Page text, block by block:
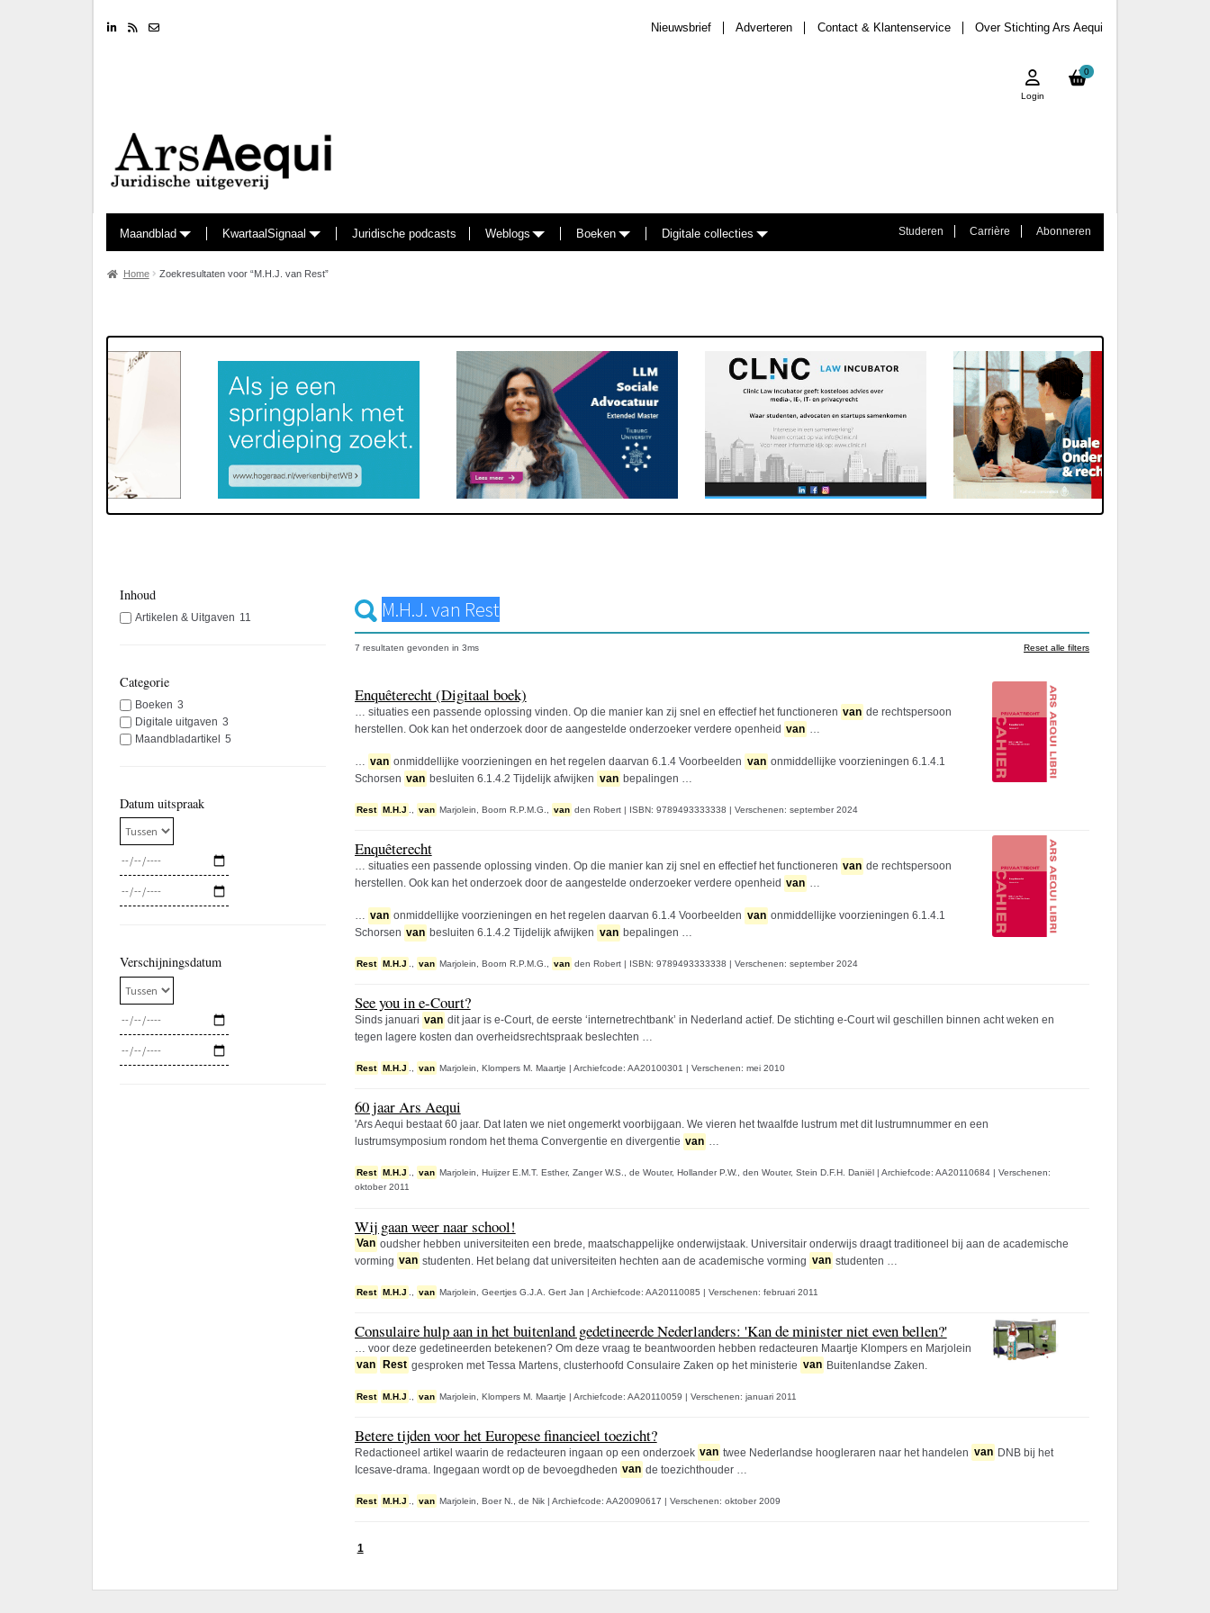
LinkedinRSS feed Over Stichting Ars Aequi
Contact & Klantenservice
Adverteren
Nieuwsbrief
0
Login
Maandblad KwartaalSignaal Juridische podcasts Weblogs Boeken Digitale collecties Studeren Carrière Abonneren
Home Zoekresultaten voor “M.H.J. van Rest”
Inhoud
Artikelen & Uitgaven 11
Categorie
Boeken 3
Digitale uitgaven 3
Maandbladartikel 5
Datum uitspraak
Verschijningsdatum
7 resultaten gevonden in 3ms Reset alle filters
Enquêterecht (Digitaal boek)
… situaties een passende oplossing vinden. Op die manier kan zij snel en effectief het functioneren van de rechtspersoon
herstellen. Ook kan het onderzoek door de aangestelde onderzoeker verdere openheid van …
… van onmiddellijke voorzieningen en het regelen daarvan 6.1.4 Voorbeelden van onmiddellijke voorzieningen 6.1.4.1
Schorsen van besluiten 6.1.4.2 Tijdelijk afwijken van bepalingen …
Rest M.H.J van Marjolein, Boorn R.P.M.G., van den Robert | ISBN: 9789493333338 | Verschenen: september 2024
Enquêterecht
… situaties een passende oplossing vinden. Op die manier kan zij snel en effectief het functioneren van de rechtspersoon
herstellen. Ook kan het onderzoek door de aangestelde onderzoeker verdere openheid van …
… van onmiddellijke voorzieningen en het regelen daarvan 6.1.4 Voorbeelden van onmiddellijke voorzieningen 6.1.4.1
Schorsen van besluiten 6.1.4.2 Tijdelijk afwijken van bepalingen …
Rest M.H.J van Marjolein, Boorn R.P.M.G., van den Robert | ISBN: 9789493333338 | Verschenen: september 2024
See you in e-Court?
Sinds januari van dit jaar is e-Court, de eerste ‘internetrechtbank’ in Nederland actief. De stichting e-Court wil geschillen binnen acht weken en
tegen lagere kosten dan overheidsrechtspraak beslechten …
Rest M.H.J ., van Marjolein, Klompers M. Maartje | Archiefcode: AA20100301 | Verschenen: mei 2010
60 jaar Ars Aequi
'Ars Aequi bestaat 60 jaar. Dat laten we niet ongemerkt voorbijgaan. We vieren het twaalfde lustrum met dit lustrumnummer en een
lustrumsymposium rondom het thema Convergentie en divergentie van …
Rest M.H.J ., van Marjolein, Huijzer E.M.T. Esther, Zanger W.S., de Wouter, Hollander P.W., den Wouter, Stein D.F.H. Daniël Archiefcode: AA20110684| Verschenen:
oktober 2011
Wij gaan weer naar school!
Van oudsher hebben universiteiten een brede, maatschappelijke onderwijstaak. Universitair onderwijs draagt traditioneel bij aan de academische
vorming van studenten. Het belang dat universiteiten hechten aan de academische vorming van studenten …
Rest M.H.J van Marjolein, Geertjes G.J.A. Gert Jan | Archiefcode: AA20110085 | Verschenen: februari 2011
Consulaire hulp aan in het buitenland gedetineerde Nederlanders: 'Kan de minister niet even bellen?'
… voor deze gedetineerden betekenen? Om deze vraag te beantwoorden hebben redacteuren Maartje Klompers en Marjolein
van
Rest gesproken met Tessa Martens, clusterhoofd Consulaire Zaken op het ministerie van Buitenlandse Zaken.
Rest M.H.J van Marjolein, Klompers M. Maartje | Archiefcode: AA20110059 | Verschenen: januari 2011
Betere tijden voor het Europese financieel toezicht?
Redactioneel artikel waarin de redacteuren ingaan op een onderzoek van twee Nederlandse hoogleraren naar het handelen van DNB bij het
Icesave-drama. Ingegaan wordt op de bevoegdheden van de toezichthouder …
Rest M.H.J van Marjolein, Boer N., de Nik | Archiefcode: AA20090617 | Verschenen: oktober 2009
1